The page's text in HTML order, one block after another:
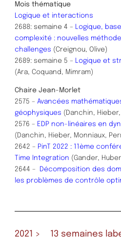
Mois thématique
Logique et interactions
2688: semaine 4 – Logique,
complexité : nouvelles
challenges (Creignou, Olive)
2689: semaine 5 – Logique et
(Ara, Coquand, Mimram)
Chaire Jean-Morlet
2575 – Avancées
géophysiques (Danchin,
2576 – EDP non-linéaires en
(Danchin, Hieber, Monniaux,
2642 – PinT 2022 : 11ème
Time Integration (Gander,
2644 – Décomposition des
les problèmes de contrôle
2021 > 13 semaines